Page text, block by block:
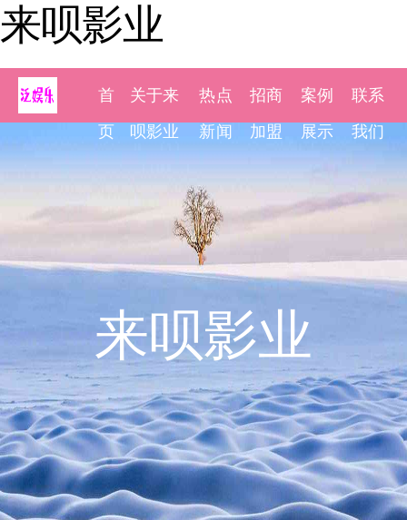
来呗影业
首
页
关于来
呗影业
热点
新闻
招商
加盟
案例
展示
联系
我们
来呗影业